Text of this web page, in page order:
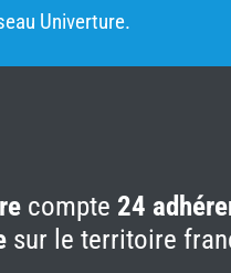
Univerture.
compte 24
sur le territoire